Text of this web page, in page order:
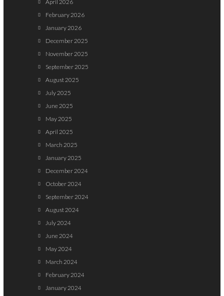
April 2026
February 2026
January 2026
December 2025
November 2025
September 2025
August 2025
July 2025
June 2025
May 2025
April 2025
March 2025
January 2025
December 2024
October 2024
September 2024
August 2024
July 2024
June 2024
May 2024
March 2024
February 2024
January 2024